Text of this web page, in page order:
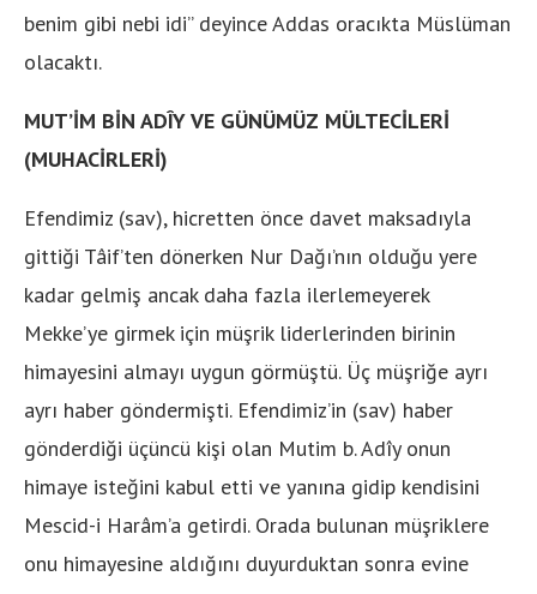
benim gibi nebi idi” deyince Addas oracıkta Müslüman
olacaktı.
MUT’İM BİN ADÎY VE GÜNÜMÜZ MÜLTECİLERİ
(MUHACİRLERİ)
Efendimiz (sav), hicretten önce davet maksadıyla
gittiği Tâif’ten dönerken Nur Dağı’nın olduğu yere
kadar gelmiş ancak daha fazla ilerlemeyerek
Mekke’ye girmek için müşrik liderlerinden birinin
himayesini al­mayı uygun görmüştü. Üç müşriğe ayrı
ayrı haber göndermişti. Efendimiz’in (sav) haber
gönderdiği üçüncü kişi olan Mutim b. Adîy onun
himaye isteğini kabul etti ve yanına gidip kendisini
Mescid-i Harâm’a getirdi. Orada bulunan müşriklere
onu hi­mayesine aldığını duyurduktan sonra evi­ne